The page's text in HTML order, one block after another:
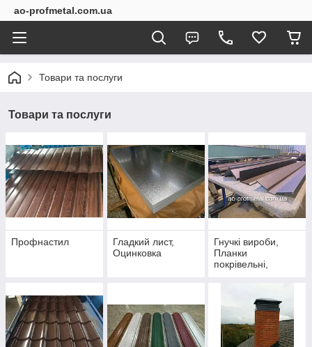
ao-profmetal.com.ua
Товари та послуги
Товари та послуги
Профнастил
Гладкий лист,
Оцинковка
Гнучкі вироби,
Планки
покрівельні,